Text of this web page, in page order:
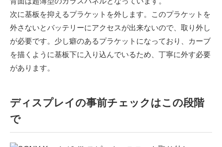
次に基板を抑えるプラケットを外します。このプラケットを
外さないとバッテリーにアクセスが出来ないので、取り外し
が必要です。少し癖のあるプラケットになっており、カーブ
を描くように基板下に入り込んでいるため、丁寧に外す必要
があります。
ディスプレイの事前チェックはこの段階
で